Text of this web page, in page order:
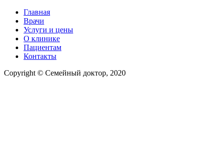
Главная
Врачи
Услуги и цены
О клинике
Пациентам
Контакты
Copyright © Семейный доктор, 2020